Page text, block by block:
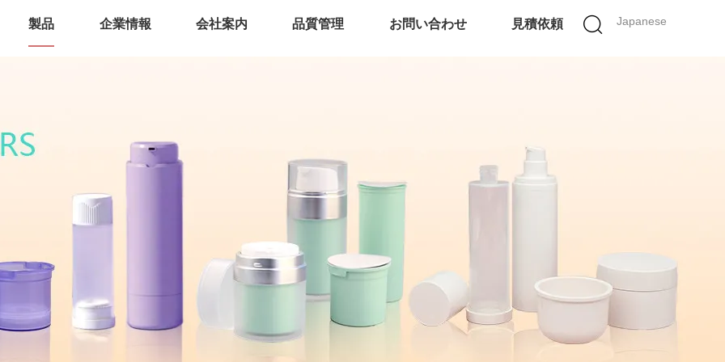
Japanese
製品 企業情報 会社案内 品質管理 お問い合わせ 見積依頼